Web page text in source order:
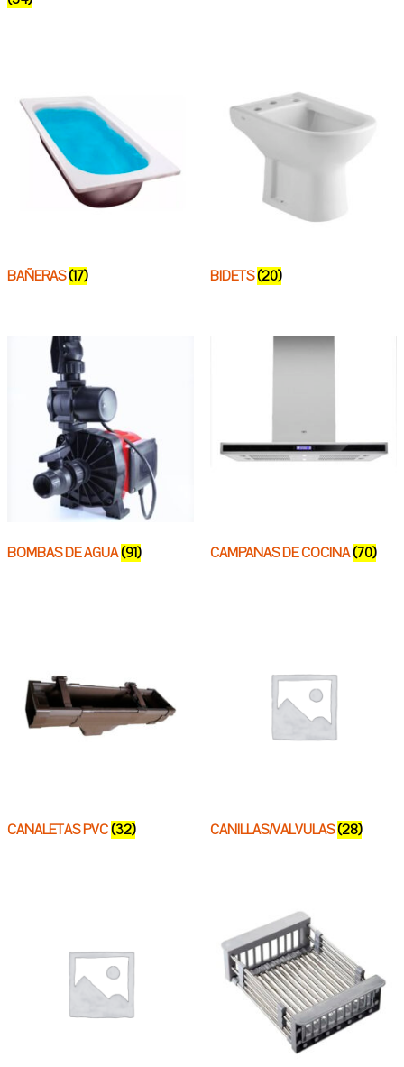
BAÑERAS(17) BIDETS(20)
BOMBAS DE AGUA(91) CAMPANAS DE COCINA(70)
CANALETAS PVC(32) CANILLAS/VALVULAS(28)